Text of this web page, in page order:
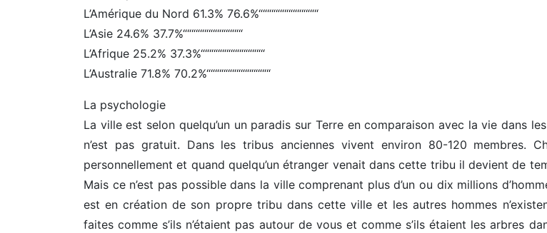
L’Amérique du Nord 61.3% 76.6%““““““““““““““
L’Asie 24.6% 37.7%““““““““““““““
L’Afrique 25.2% 37.3%“““““““““““““““
L’Australie 71.8% 70.2%“““““““““““““““
La psychologie
La ville est selon quelqu’un un paradis sur Terre en comparaison avec la vie dans
n’est pas gratuit. Dans les tribus anciennes vivent environ 80-120 membres.
personnellement et quand quelqu’un étranger venait dans cette tribu il devient de
Mais ce n’est pas possible dans la ville comprenant plus d’un ou dix millions
est en création de son propre tribu dans cette ville et les autres hommes
faites comme s’ils n’étaient pas autour de vous et comme s’ils étaient les arbres